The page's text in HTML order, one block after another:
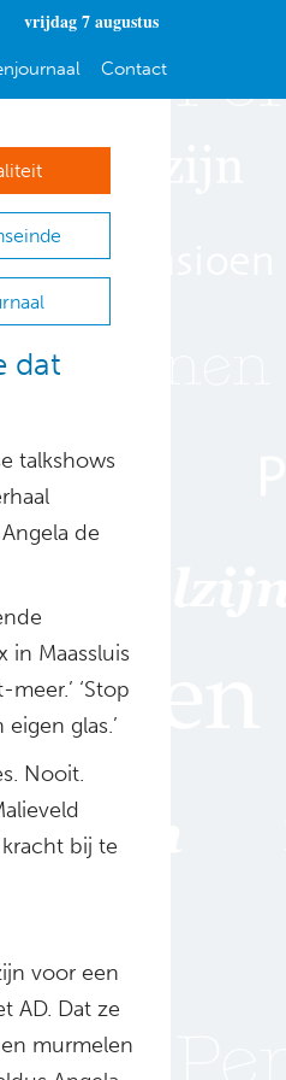
vrijdag 7 augustus
Contact
dat
talkshows
de
in Maassluis
‘Stop
glas.’
Nooit.
bij te
voor een
AD. Dat ze
murmelen